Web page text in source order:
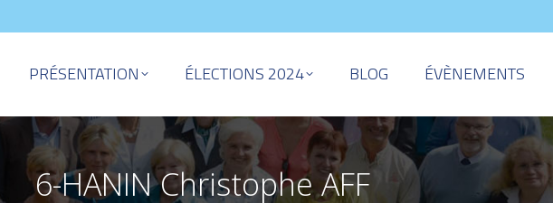
PRÉSENTATION ÉLECTIONS 2024 BLOG ÉVÈNEMENTS
6-HANIN Christophe AFF